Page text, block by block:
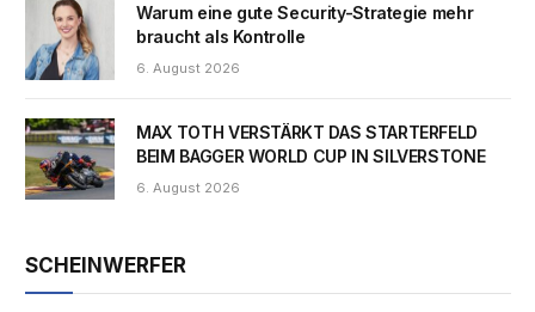
Warum eine gute Security-Strategie mehr
braucht als Kontrolle
6. August 2026
MAX TOTH VERSTÄRKT DAS STARTERFELD
BEIM BAGGER WORLD CUP IN SILVERSTONE
6. August 2026
SCHEINWERFER